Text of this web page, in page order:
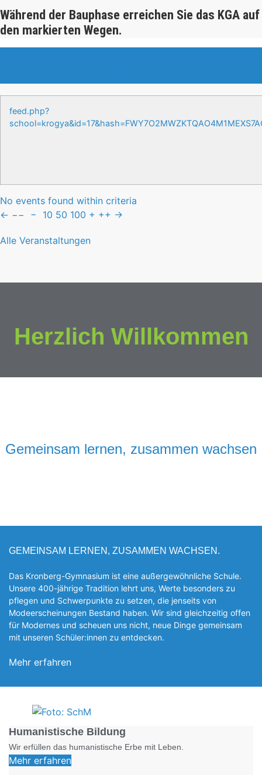
Während der Bauphase erreichen Sie das KGA auf
den markierten Wegen.
feed.php?
No events found within criteria
← −− − 10 50 100 + ++ →
Alle Veranstaltungen
Herzlich Willkommen
Gemeinsam lernen, zusammen wachsen
GEMEINSAM LERNEN, ZUSAMMEN WACHSEN.
Das Kronberg-Gymnasium ist eine außergewöhnliche Schule.
Unsere 400-jährige Tradition lehrt uns, Werte besonders zu
pflegen und Schwerpunkte zu setzen, die jen­seits von
Modeerscheinungen Be­stand haben. Wir sind gleichzeitig offen
für Modernes und scheuen uns nicht, neue Dinge gemeinsam
mit unseren Schüler:innen zu entde­cken.
Mehr erfahren
Humanistische Bildung
Wir erfüllen das humanistische Erbe mit Leben.
Mehr erfahren